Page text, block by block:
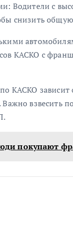
Водители с
снизить общую
КАСКО с
КАСКО зависит
взвесить
покупают